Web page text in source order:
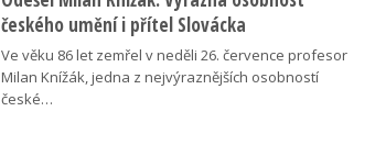
českého umění i přítel Slovácka
Ve věku 86 let zemřel v neděli 26. července profesor
Milan Knížák, jedna z nejvýraznějších osobností
české…